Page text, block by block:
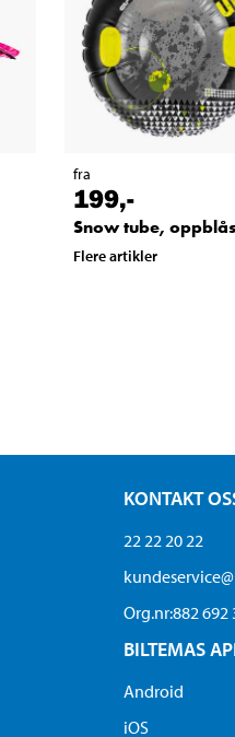
fra
199,-
Snow tube,
Flere artikler
KONTAKT
22 22 20 22
Org.nr:882 692
BILTEMAS
Android
iOS